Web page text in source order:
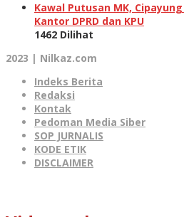
Kawal Putusan MK,
Kantor DPRD dan KPU
1462 Dilihat
2023 | Nilkaz.com
Indeks Berita
Redaksi
Kontak
Pedoman Media Siber
SOP JURNALIS
KODE ETIK
DISCLAIMER